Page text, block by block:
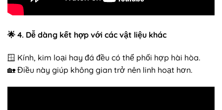
🌟 4. Dễ dàng kết hợp với các vật liệu khác
🪟 Kính, kim loại hay đá đều có thể phối hợp hài hòa.
🏡 Điều này giúp không gian trở nên linh hoạt hơn.